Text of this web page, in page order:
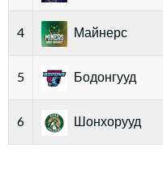
4 Майнерс
5 Бодонгууд
6 Шонхорууд